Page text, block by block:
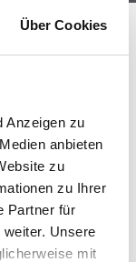
Über Cookies
Anzeigen zu
anbieten
zu
zu Ihrer
Partner für
Unsere
mit
Lösung und
beheben.
Online-Shop